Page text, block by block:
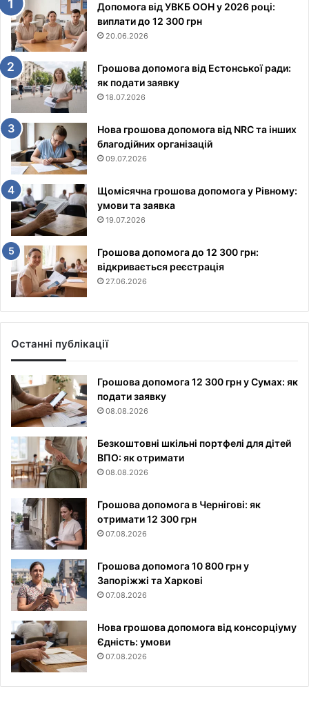
Допомога від УВКБ ООН у 2026 році:
виплати до 12 300 грн
20.06.2026
Грошова допомога від Естонської ради:
як подати заявку
18.07.2026
Нова грошова допомога від NRC та інших
благодійних організацій
09.07.2026
Щомісячна грошова допомога у Рівному:
умови та заявка
19.07.2026
Грошова допомога до 12 300 грн:
відкривається реєстрація
27.06.2026
Останні публікації
Грошова допомога 12 300 грн у Сумах: як
подати заявку
08.08.2026
Безкоштовні шкільні портфелі для дітей
ВПО: як отримати
08.08.2026
Грошова допомога в Чернігові: як
отримати 12 300 грн
07.08.2026
Грошова допомога 10 800 грн у
Запоріжжі та Харкові
07.08.2026
Нова грошова допомога від консорціуму
Єдність: умови
07.08.2026